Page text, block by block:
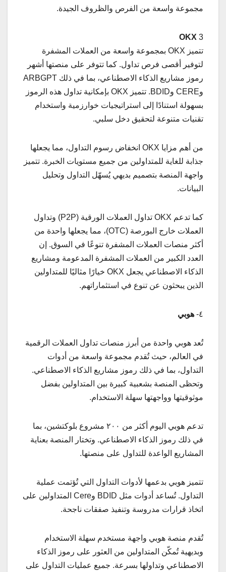
مجموعة واسعة من الفرص والظروف الجيدة.
3
OKX
تتميز OKX بمجموعة واسعة من العملات المشفرة
لتوفير أقصى فرص تداول. كما تتوفر على منصتها أشهر
رموز مشاريع الذكاء الاصطناعي، بما في ذلك ARBGPT
وCERE وBDID. تتميز OKX بإمكانية تداول هذه الرموز
بسهولة استنادًا إلى استراتيجيات خوارزمية واستخدام
تقنيات متنوعة لتحقيق دخل سلبي.
من أهم مزايا OKX انخفاض رسوم التداول، مما يجعلها
جذابة للغاية للمتداولين من جميع مستويات الخبرة. تتميز
واجهة المنصة بتصميم بديهي يُسهّل التداول وتحليل
البيانات.
كما تدعم OKX تداول العملات الورقية (P2P) وتداول
العملات خارج البورصة (OTC)، مما يجعلها واحدة من
أكثر منصات العملات المشفرة تنوعًا في السوق. إن
العدد الكبير من العملات المشفرة المدعومة ومشاريع
الذكاء الاصطناعي يجعل OKX خيارًا مثاليًا للمتداولين
الذين يبحثون عن تنوع في استثماراتهم.
٤- هوبي
تُعد هوبي واحدة من أبرز منصات تداول العملات الرقمية
في العالم، حيث تُقدم مجموعة واسعة من أدوات
التداول، بما في ذلك رموز مشاريع الذكاء الاصطناعي.
وتحظى المنصة بشعبية كبيرة بين المتداولين بفضل
موثوقيتها وواجهتها سهلة الاستخدام.
تدعم هوبي اليوم أكثر من ٢٠٠ مشروع بلوكتشين، بما
في ذلك رموز الذكاء الاصطناعي. وتختار المنصة بعناية
المشاريع الواعدة للتداول على منصتها.
تتميز هوبي بدعمها لأدوات التداول التي تُؤتمت عملية
التداول. تُساعد أدوات مثل BDID وCere المتداولين على
اتخاذ قرارات مدروسة وتنفيذ صفقات ناجحة.
تُقدم منصة هوبي واجهة مستخدم سهلة الاستخدام
وبديهية تُمكّن المتداولين من العثور على رموز الذكاء
الاصطناعي وتداولها بسرعة. جميع عمليات التداول على